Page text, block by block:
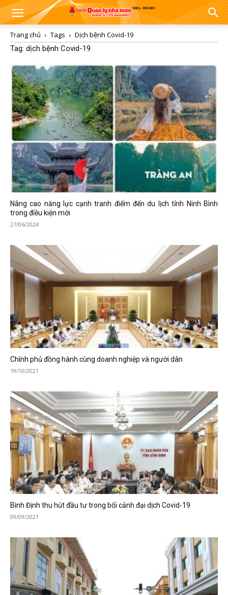
Trang chủ Tags
Dịch bệnh Covid-19
Tag: dịch bệnh Covid-19
Nâng cao năng lực cạnh tranh điểm đến du lịch tỉnh Ninh Bình
trong điều kiện mới
27/06/2024
Chính phủ đồng hành cùng doanh nghiệp và người dân
19/10/2021
Bình Định thu hút đầu tư trong bối cảnh đại dịch Covid-19
09/09/2021